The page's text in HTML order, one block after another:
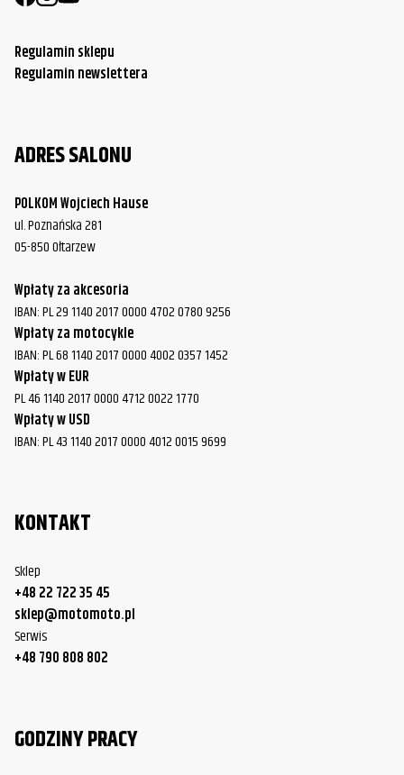
Regulamin sklepu
Regulamin newslettera
ADRES SALONU
POLKOM Wojciech Hause
ul. Poznańska 281
05-850 Ołtarzew
Wpłaty za akcesoria
IBAN: PL 29 1140 2017 0000 4702 0780 9256
Wpłaty za motocykle
IBAN: PL 68 1140 2017 0000 4002 0357 1452
Wpłaty w EUR
PL 46 1140 2017 0000 4712 0022 1770
Wpłaty w USD
IBAN: PL 43 1140 2017 0000 4012 0015 9699
KONTAKT
Sklep
+48 22 722 35 45
sklep@motomoto.pl
Serwis
+48 790 808 802
GODZINY PRACY